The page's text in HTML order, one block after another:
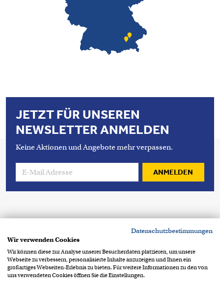
JETZT FÜR UNSEREN
NEWSLETTER ANMELDEN
Keine Aktionen und Angebote mehr verpassen.
ANMELDEN
D-82538 Geretsried
Footer Info MenuDatenschutzerklärung
Impressum
Datenschutzbestimmungen
Wir verwenden Cookies
Wir können diese zur Analyse unserer Besucherdaten platzieren, um unsere
Webseite zu verbessern, personalisierte Inhalte anzuzeigen und Ihnen ein
großartiges Webseiten-Erlebnis zu bieten. Für weitere Informationen zu den von
uns verwendeten Cookies öffnen Sie die Einstellungen.